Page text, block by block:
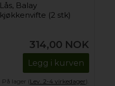
Lås, Balay
kjøkkenvifte (2 stk)
314,00 NOK
Legg i kurven
På lager (Lev. 2-4 virkedager).